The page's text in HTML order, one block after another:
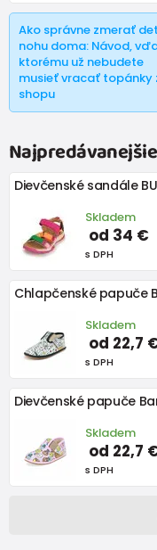
Ako správne zmerať
nohu doma: Návod,
ktorému už nebudete
musieť vracať topánky
shopu
Najpredávanejšie
Dievčenské sandále
Skladem
od 34 €
s DPH
Chlapčenské papuče
Skladem
od 22,7
s DPH
Dievčenské papuče
Skladem
od 22,7
s DPH